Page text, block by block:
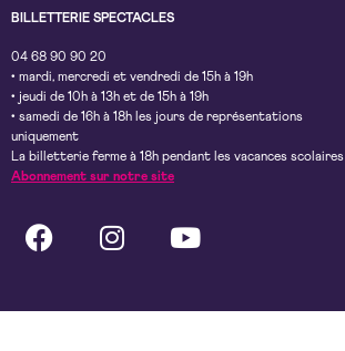
BILLETTERIE SPECTACLES
04 68 90 90 20
• mardi, mercredi et vendredi de 15h à 19h
• jeudi de 10h à 13h et de 15h à 19h
• samedi de 16h à 18h les jours de représentations
uniquement
La billetterie ferme à 18h pendant les vacances scolaires
Abonnement sur notre site